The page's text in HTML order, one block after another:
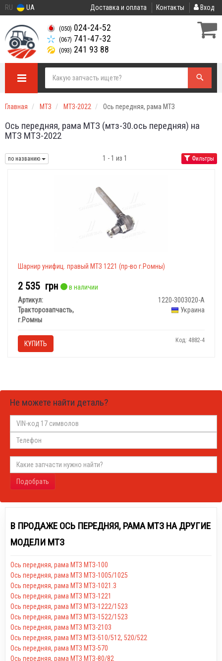
RU UA Доставка и оплата Контакты Вход
(050) 024-24-52
(067) 741-47-32
(093) 241 93 88
Главная МТЗ МТЗ-2022 Ось передняя, рама МТЗ
Ось передняя, рама МТЗ (мтз-30.ось передняя) на
МТЗ МТЗ-2022
по названию 1 - 1 из 1 Фильтры
Шарнир унифиц. правый МТЗ 1221 (пр-во г.Ромны)
2 535 грн
в наличии
Артикул:
1220-3003020-А
Тракторозапчасть,
г.Ромны
Украина
КУПИТЬ Код: 4882-4
Не можете найти деталь?
Подобрать
В ПРОДАЖЕ ОСЬ ПЕРЕДНЯЯ, РАМА МТЗ НА ДРУГИЕ
МОДЕЛИ МТЗ
Ось передняя, рама МТЗ МТЗ-100
Ось передняя, рама МТЗ МТЗ-1005/1025
Ось передняя, рама МТЗ МТЗ-1021.3
Ось передняя, рама МТЗ МТЗ-1221
Ось передняя, рама МТЗ МТЗ-1222/1523
Ось передняя, рама МТЗ МТЗ-1522/1523
Ось передняя, рама МТЗ МТЗ-2103
Ось передняя, рама МТЗ МТЗ-510/512, 520/522
Ось передняя, рама МТЗ МТЗ-570
Ось передняя, рама МТЗ МТЗ-80/82